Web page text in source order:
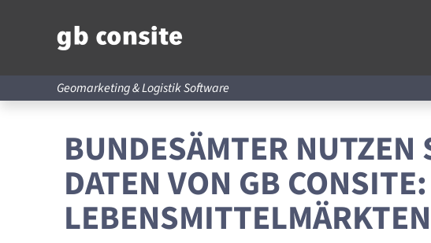
Geomarketing & Logistik Software
BUNDESÄMTER
DATEN VON GB
LEBENSMITTELMÄRKTEN